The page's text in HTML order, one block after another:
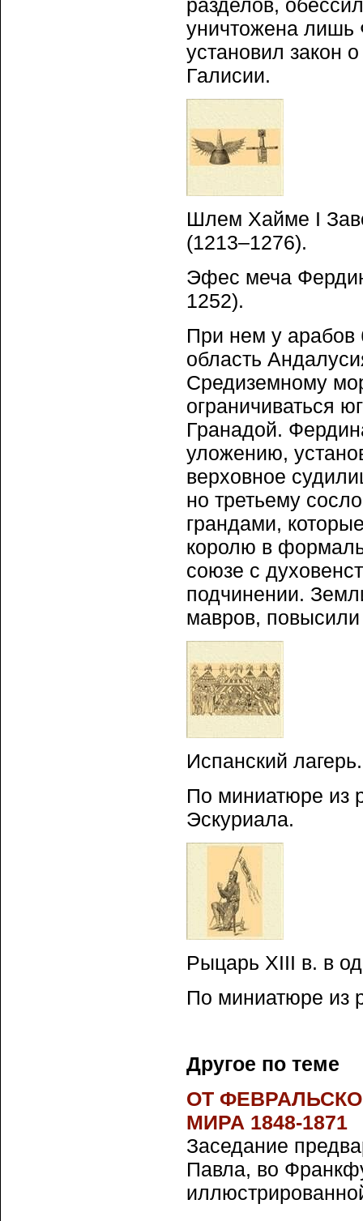
разделов,
уничтожена лишь
установил закон
Галисии.
Шлем Хайме I
(1213–1276).
Эфес меча
1252).
При нем у арабов
область
Средиземному
ограничиваться
Гранадой.
уложению,
верховное
но третьему
грандами,
королю в
союзе с
подчинении.
мавров, повысили
Испанский лагерь.
По миниатюре из
Эскуриала.
Рыцарь XIII в. в
По миниатюре из
Другое по теме
ОТ
МИРА 1848-1871
Заседание
Павла, во